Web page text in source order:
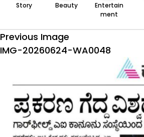
Story Beauty
Entertain
ment
Previous Image
IMG-20260624-WA0048